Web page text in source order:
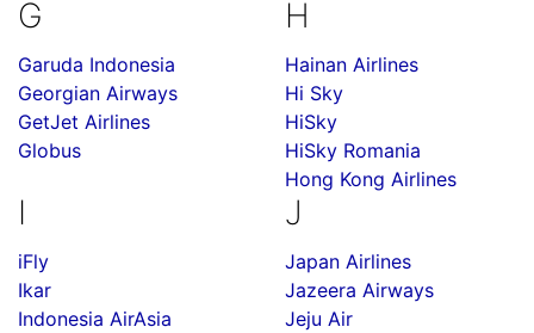
G
Garuda Indonesia
Georgian Airways
GetJet Airlines
Globus
H
Hainan Airlines
Hi Sky
HiSky
HiSky Romania
Hong Kong Airlines
I
iFly
Ikar
Indonesia AirAsia
J
Japan Airlines
Jazeera Airways
Jeju Air